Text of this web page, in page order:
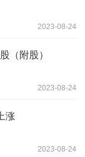
2023-08-24
（附股）
2023-08-24
涨
2023-08-24